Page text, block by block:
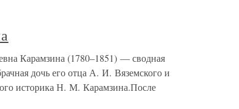
Карамзина (1780–1851) — сводная
дочь его отца А. И. Вяземского и
историка Н. М. Карамзина.После